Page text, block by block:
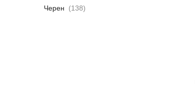
Черен
(138)